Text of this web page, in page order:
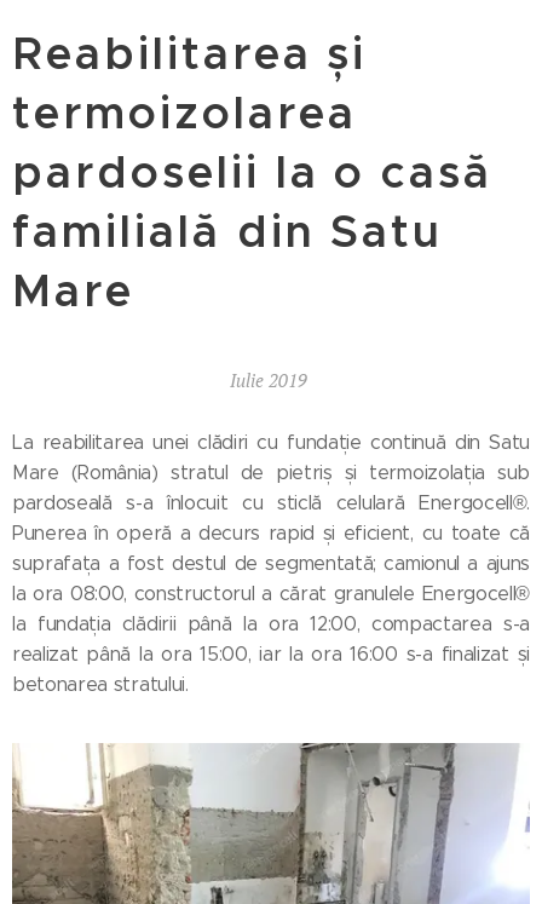
Reabilitarea și
termoizolarea
pardoselii la o casă
familială din Satu
Mare
Iulie 2019
La reabilitarea unei clădiri cu fundație continuă din Satu
Mare (România) stratul de pietriș și termoizolația sub
pardoseală s-a înlocuit cu sticlă celulară Energocell®.
Punerea în operă a decurs rapid și eficient, cu toate că
suprafața a fost destul de segmentată; camionul a ajuns
la ora 08:00, constructorul a cărat granulele Energocell®
la fundația clădirii până la ora 12:00, compactarea s-a
realizat până la ora 15:00, iar la ora 16:00 s-a finalizat și
betonarea stratului.